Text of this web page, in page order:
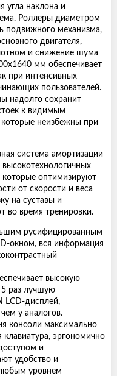
угла наклона и
Роллеры диаметром
подвижного механизма,
двигателя,
и снижение шума
мм обеспечивает
при интенсивных
пользователей.
надолго сохранит
к видимым
неизбежны при
система амортизации
которые оптимизируют
от скорости и веса
на суставы и
во время тренировки.
русифицированным
окном, вся информация
высокую
5 раз лучшую
LCD-дисплей,
у аналогов.
консоли максимально
эргономично
и
удобство и
любым уровнем